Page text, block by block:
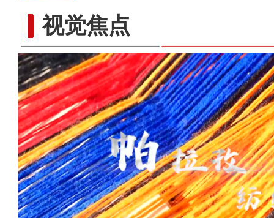
视觉焦点【万人说新疆】新疆“老上